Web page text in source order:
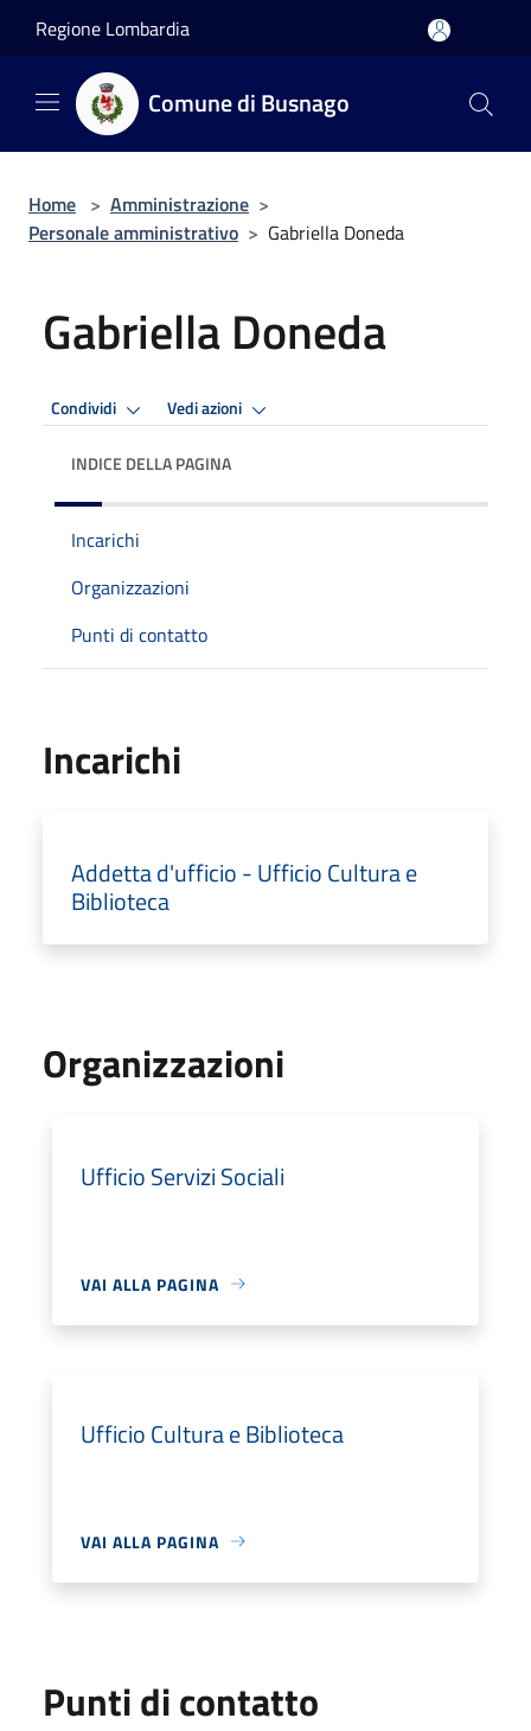
Regione Lombardia
Comune di Busnago
Home > Amministrazione >
Personale amministrativo > Gabriella Doneda
Gabriella Doneda
Condividi Vedi azioni
INDICE DELLA PAGINA
Incarichi
Organizzazioni
Punti di contatto
Incarichi
Addetta d'ufficio - Ufficio Cultura e
Biblioteca
Organizzazioni
Ufficio Servizi Sociali
VAI ALLA PAGINA
Ufficio Cultura e Biblioteca
VAI ALLA PAGINA
Punti di contatto